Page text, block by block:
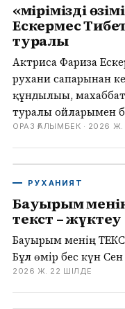
«Өмірімізді
Ескермес
туралы
Актриса Фариза
рухани сапарынан
құндылығы,
туралы ойларымен
ОРАЗ ҒАЛЫМБЕК · 2026
РУХАНИЯТ
Бауырым менің
текст – жүктеу
Бауырым менің
Бұл өмір бес күн
2026 Ж. 22 ШІЛДЕ